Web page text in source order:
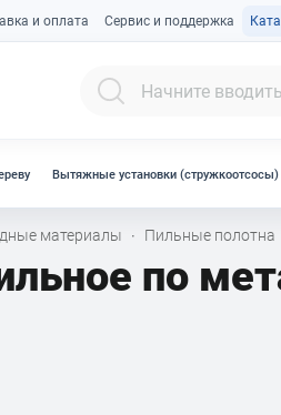
и оплата Сервис и поддержка
Вытяжные установки (стружкоотсосы)
материалы · Пильные полотна
по